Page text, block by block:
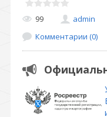
99 admin
Комментарии (0)